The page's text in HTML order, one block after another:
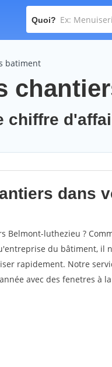
Quoi?
batiment
chiffre
dans
Belmont-luthezieu ?
du bâtiment, il
rapidement. Notre
avec des fenetres à